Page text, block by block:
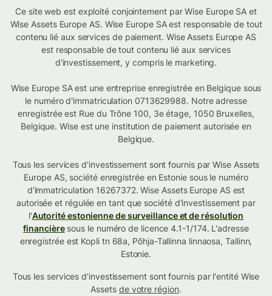
Ce site web est exploité conjointement par Wise Europe SA et
Wise Assets Europe AS. Wise Europe SA est responsable de tout
contenu lié aux services de paiement. Wise Assets Europe AS
est responsable de tout contenu lié aux services
d'investissement, y compris le marketing.
Wise Europe SA est une entreprise enregistrée en Belgique sous
le numéro d'immatriculation 0713629988. Notre adresse
enregistrée est Rue du Trône 100, 3e étage, 1050 Bruxelles,
Belgique. Wise est une institution de paiement autorisée en
Belgique.
Tous les services d'investissement sont fournis par Wise Assets
Europe AS, société enregistrée en Estonie sous le numéro
d'immatriculation 16267372. Wise Assets Europe AS est
autorisée et régulée en tant que société d'investissement par
l'Autorité estonienne de surveillance et de résolution
financièresous le numéro de licence 4.1-1/174. L'adresse
enregistrée est Kopli tn 68a, Põhja-Tallinna linnaosa, Tallinn,
Estonie.
Tous les services d'investissement sont fournis par l'entité Wise
Assets de votre région.